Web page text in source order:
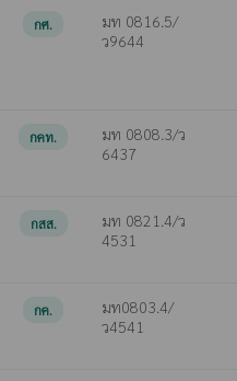
กศ.
มท 0816.5/
ว9644
กคท.
มท 0808.3/ว
6437
กสส.
มท 0821.4/ว
4531
กค.
มท0803.4/
ว4541